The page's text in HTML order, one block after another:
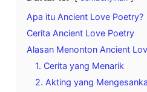
Apa itu Ancient Love Poetry?
Cerita Ancient Love Poetry
Alasan Menonton Ancient
1. Cerita yang Menarik
2. Akting yang